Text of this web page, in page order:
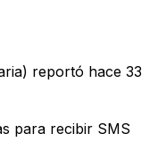
reportó hace 33
para recibir SMS